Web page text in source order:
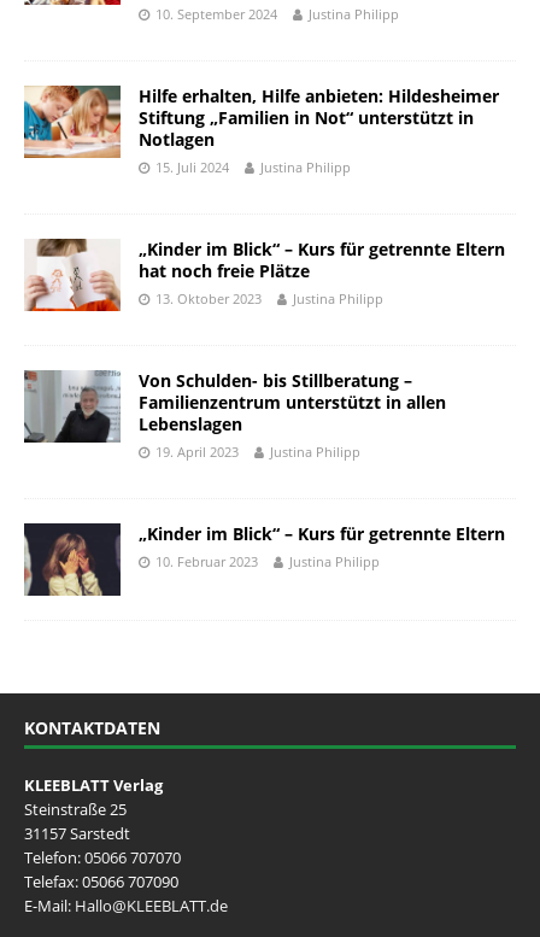
10. September 2024 Justina Philipp
Hilfe erhalten, Hilfe anbieten: Hildesheimer
Stiftung „Familien in Not“ unterstützt in
Notlagen
15. Juli 2024 Justina Philipp
„Kinder im Blick“ – Kurs für getrennte Eltern
hat noch freie Plätze
13. Oktober 2023 Justina Philipp
Von Schulden- bis Stillberatung –
Familienzentrum unterstützt in allen
Lebenslagen
19. April 2023 Justina Philipp
„Kinder im Blick“ – Kurs für getrennte Eltern
10. Februar 2023 Justina Philipp
KONTAKTDATEN
KLEEBLATT Verlag
Steinstraße 25
31157 Sarstedt
Telefon:05066 707070
Telefax: 05066 707090
E-Mail: Hallo@KLEEBLATT.de